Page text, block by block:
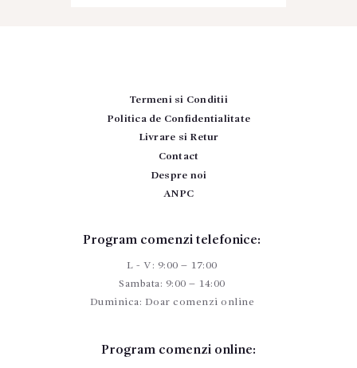
Termeni si Conditii
Politica de Confidentialitate
Livrare si Retur
Contact
Despre noi
ANPC
Program comenzi telefonice:
L - V: 9:00 – 17:00
Sambata: 9:00 – 14:00
Duminica: Doar comenzi online
Program comenzi online: